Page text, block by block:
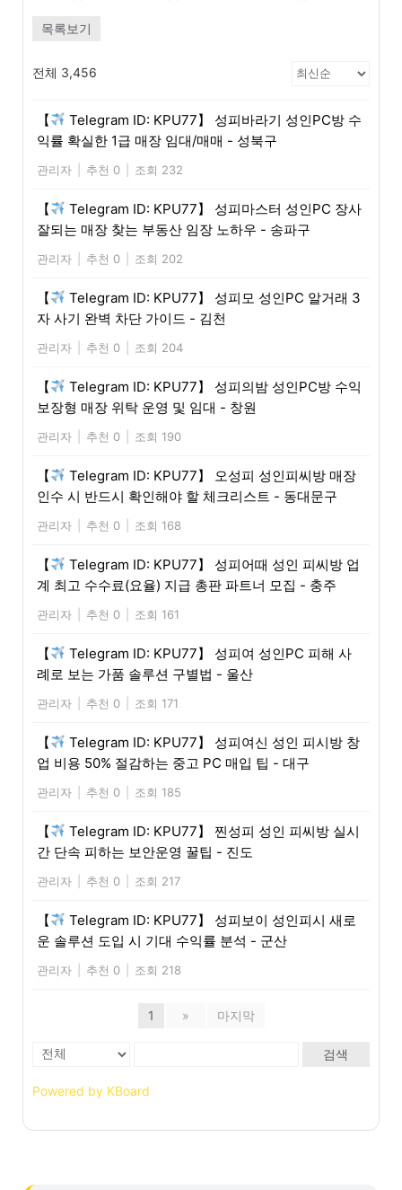
목록보기
전체 3,456
【
Telegram ID: KPU77】 성피바라기 성인PC방 수
익률 확실한 1급 매장 임대/매매 - 성북구
관리자 추천 0 조회 232
【
Telegram ID: KPU77】 성피마스터 성인PC 장사
잘되는 매장 찾는 부동산 임장 노하우 - 송파구
관리자 추천 0 조회 202
【
Telegram ID: KPU77】 성피모 성인PC 알거래 3
자 사기 완벽 차단 가이드 - 김천
관리자 추천 0 조회 204
【
Telegram ID: KPU77】 성피의밤 성인PC방 수익
보장형 매장 위탁 운영 및 임대 - 창원
관리자 추천 0 조회 190
【
Telegram ID: KPU77】 오성피 성인피씨방 매장
인수 시 반드시 확인해야 할 체크리스트 - 동대문구
관리자 추천 0 조회 168
【
Telegram ID: KPU77】 성피어때 성인 피씨방 업
계 최고 수수료(요율) 지급 총판 파트너 모집 - 충주
관리자 추천 0 조회 161
【
Telegram ID: KPU77】 성피여 성인PC 피해 사
례로 보는 가품 솔루션 구별법 - 울산
관리자 추천 0 조회 171
【
Telegram ID: KPU77】 성피여신 성인 피시방 창
업 비용 50% 절감하는 중고 PC 매입 팁 - 대구
관리자 추천 0 조회 185
【
Telegram ID: KPU77】 찐성피 성인 피씨방 실시
간 단속 피하는 보안운영 꿀팁 - 진도
관리자 추천 0 조회 217
【
Telegram ID: KPU77】 성피보이 성인피시 새로
운 솔루션 도입 시 기대 수익률 분석 - 군산
관리자 추천 0 조회 218
1 » 마지막
검색
Powered by KBoard